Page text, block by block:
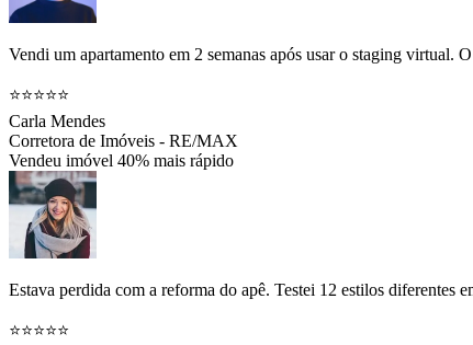
Vendi um apartamento em 2 semanas após usar o staging virtual.
⭐⭐⭐⭐⭐
Carla Mendes
Corretora de Imóveis - RE/MAX
Vendeu imóvel 40% mais rápido
Estava perdida com a reforma do apê. Testei 12 estilos diferentes
⭐⭐⭐⭐⭐